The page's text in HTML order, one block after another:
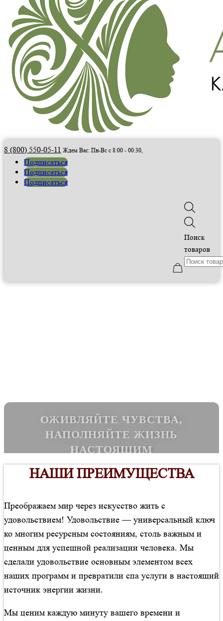
8 (800) 550-05-11 Ждем Вас: Пн-Вс с 8:00 - 00:30,
Подписаться
Подписаться
Подписаться
Поиск
товаров
ОЖИВЛЯЙТЕ ЧУВСТВА,
НАПОЛНЯЙТЕ ЖИЗНЬ
НАСТОЯЩИМ
НАСТОЯЩЕЕ SPA
НАШИ ПРЕИМУЩЕСТВА
Преображаем мир через искусство жить с
удовольствием! Удовольствие — универсальный ключ
ко многим ресурсным состояниям, столь важным и
ценным для успешной реализации человека. Мы
сделали удовольствие основным элементом всех
наших программ и превратили спа услуги в настоящий
источник энергии жизни.
Мы ценим каждую минуту вашего времени и